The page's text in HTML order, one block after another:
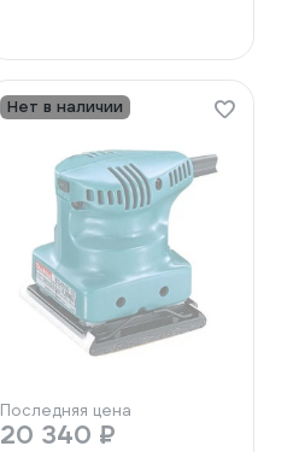
Нет в наличии
Последняя цена
20 340 ₽